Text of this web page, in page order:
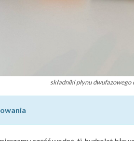
składniki płynu dwufazowego